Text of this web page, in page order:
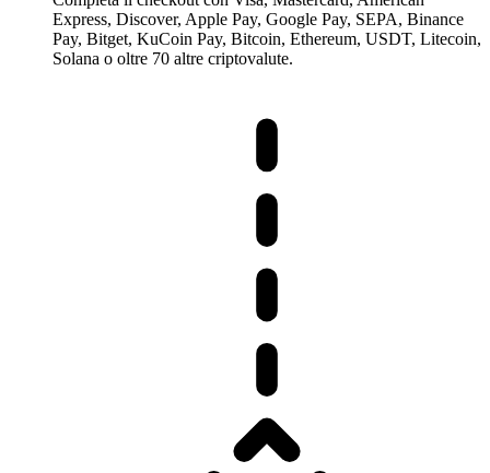
Express, Discover, Apple Pay, Google Pay, SEPA, Binance
Pay, Bitget, KuCoin Pay, Bitcoin, Ethereum, USDT, Litecoin,
Solana o oltre 70 altre criptovalute.